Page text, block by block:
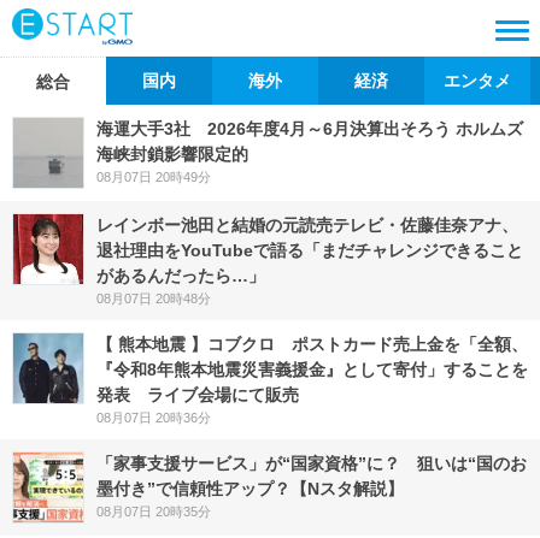
総合 国内 海外 経済 エンタメ
海運大手3社 2026年度4月～6月決算出そろう ホルムズ
海峡封鎖影響限定的
08月07日 20時49分
レインボー池田と結婚の元読売テレビ・佐藤佳奈アナ、
退社理由をYouTubeで語る「まだチャレンジできること
があるんだったら…」
08月07日 20時48分
【 熊本地震 】コブクロ ポストカード売上金を「全額、
『令和8年熊本地震災害義援金』として寄付」することを
発表 ライブ会場にて販売
08月07日 20時36分
「家事支援サービス」が“国家資格”に？ 狙いは“国のお
墨付き”で信頼性アップ？【Nスタ解説】
08月07日 20時35分